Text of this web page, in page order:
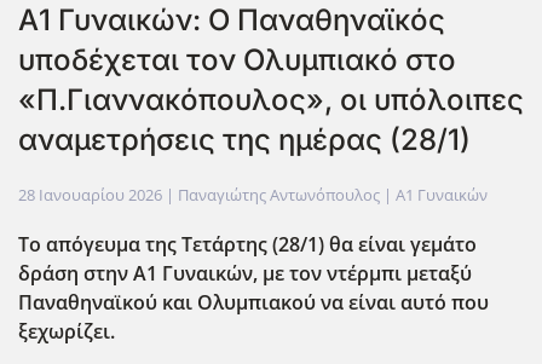
Α1 Γυναικών: Ο Παναθηναϊκός
υποδέχεται τον Ολυμπιακό στο
«Π.Γιαννακόπουλος», οι υπόλοιπες
αναμετρήσεις της ημέρας (28/1)
28 Ιανουαρίου 2026 | Παναγιώτης Αντωνόπουλος | Α1 Γυναικών
Το απόγευμα της Τετάρτης (28/1) θα είναι γεμάτο
δράση στην Α1 Γυναικών, με τον ντέρμπι μεταξύ
Παναθηναϊκού και Ολυμπιακού να είναι αυτό που
ξεχωρίζει.